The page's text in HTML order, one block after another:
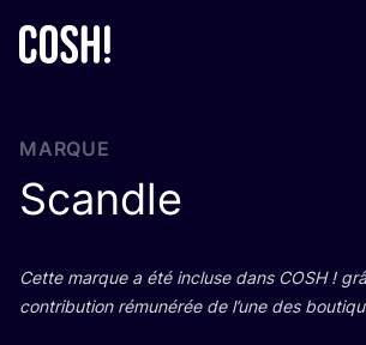
MARQUE
Scandle
Cette marque a été incluse dans COSH!
contri­bu­tion rému­né­rée de l’une des